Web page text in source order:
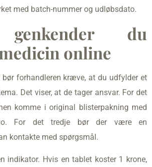
med batch-nummer og udløbsdato.
genkender du
online
bør forhandleren kræve, at du udfylder et
Det viser, at de tager ansvar. For det
komme i original blisterpakning med
For det tredje bør der være en
kontakte med spørgsmål.
indikator. Hvis en tablet koster 1 krone,